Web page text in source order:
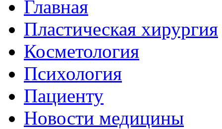
Главная
Пластическая хирургия
Косметология
Психология
Пациенту
Новости медицины